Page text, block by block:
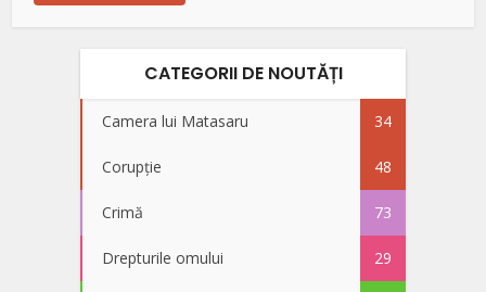
CATEGORII DE NOUTĂȚI
Camera lui Matasaru 34
Corupție 48
Crimă 73
Drepturile omului 29